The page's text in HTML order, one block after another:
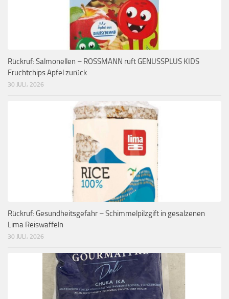
Rückruf: Salmonellen – ROSSMANN ruft GENUSSPLUS KIDS
Fruchtchips Apfel zurück
30 JULI, 2026
Rückruf: Gesundheitsgefahr – Schimmelpilzgift in gesalzenen
Lima Reiswaffeln
30 JULI, 2026